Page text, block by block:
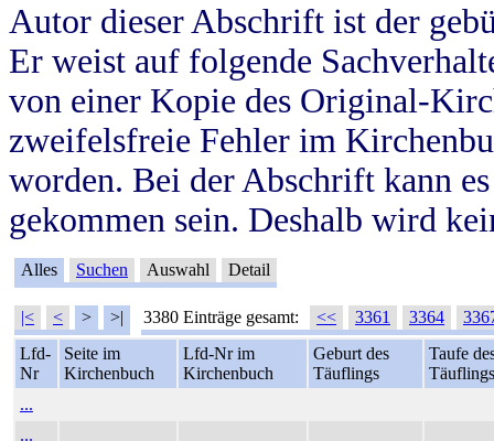
Autor dieser Abschrift ist der
Er weist auf folgende
von einer Kopie des Original-
zweifelsfreie Fehler im
worden. Bei der Abschrift kann
gekommen sein. Deshalb wird
Alles Suchen Auswahl Detail
|< < > >| 3380 Einträge gesamt: << 3361 3364
Lfd-
Nr
Seite im
Kirchenbuch
Lfd-Nr im
Kirchenbuch
Geburt des
Täuflings
Taufe
Täuflings
...
...